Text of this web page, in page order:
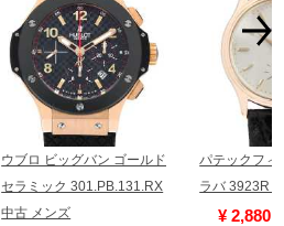
ウブロ ビッグバン ゴールド
セラミック 301.PB.131.RX
中古 メンズ
パテックフィ
ラバ 3923R
¥